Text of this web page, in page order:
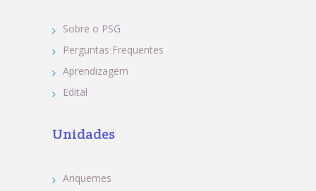
Sobre o PSG
Perguntas Frequentes
Aprendizagem
Edital
Unidades
Ariquemes